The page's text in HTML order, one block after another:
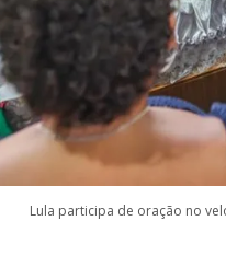
Lula participa de oração no